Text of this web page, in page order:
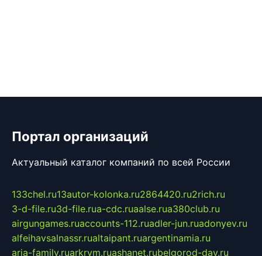
Портал организаций
Актуальный каталог компаний по всей России
133chel.ru13autor-kolonka.ru2864420.ru2rich.ru
3-d-file.ru3d-file.rua-cdc.ruaalse.rua380club.ru
airgungames.ruaccounts-112.ruadler-jun.ruadonyev.ru
alfeihavsalnassr.rualtaipant.ruargentinamia.ru
aria-family.ruarkrym.ruashanet.rubelgorod-day.ru